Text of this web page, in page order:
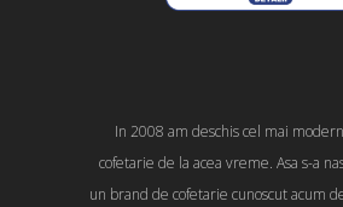
In 2008 am deschis cel mai
cofetarie de la acea vreme. Asa s-a
un brand de cofetarie cunoscut acum